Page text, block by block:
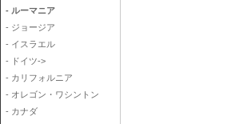
- ルーマニア
- ジョージア
- イスラエル
- ドイツ->
- カリフォルニア
- オレゴン・ワシントン
- カナダ